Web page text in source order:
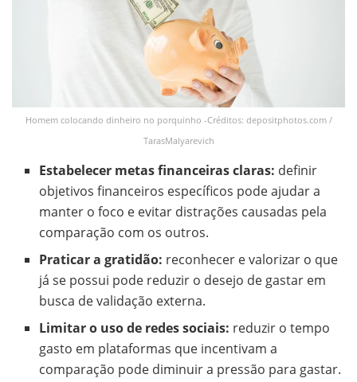
Homem colocando dinheiro no porquinho -Créditos: depositphotos.com /
TarasMalyarevich
Estabelecer metas financeiras claras: definir
objetivos financeiros específicos pode ajudar a
manter o foco e evitar distrações causadas pela
comparação com os outros.
Praticar a gratidão: reconhecer e valorizar o que
já se possui pode reduzir o desejo de gastar em
busca de validação externa.
Limitar o uso de redes sociais: reduzir o tempo
gasto em plataformas que incentivam a
comparação pode diminuir a pressão para gastar.